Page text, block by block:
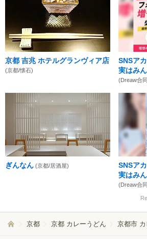
京都 吉兆 ホテルグランヴィア店
(京都/懐石)
SNSア
実はみ
(Dreaw合
ぎんなん (京都/居酒屋)
SNSア
実はみ
(Dreaw合
京都 京都 カレーうどん 京都市